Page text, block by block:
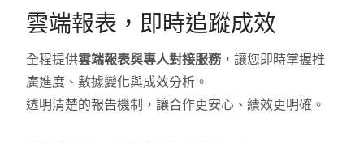
雲端報表，即時追蹤成效
全程提供雲端報表與專人對接服務 ，讓您即時掌握推
廣進度、數據變化與成效分析。
透明清楚的報告機制，讓合作更安心、績效更明確。